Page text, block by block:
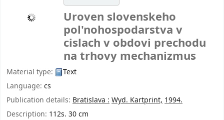
Uroven slovenskeho
pol'nohospodarstva v
cislach v obdovi prechodu
na trhovy mechanizmus
Material type:
Text
Language: cs
Publication details: Bratislava : Wyd. Kartprint, 1994.
Description: 112s. 30 cm